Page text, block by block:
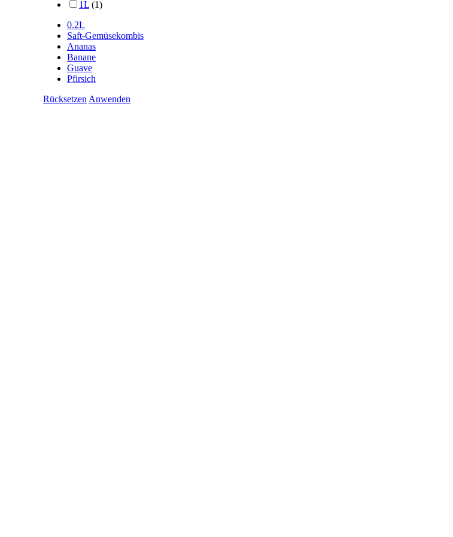
1L (1)
0.2L
Saft-Gemüsekombis
Ananas
Banane
Guave
Pfirsich
Rücksetzen Anwenden